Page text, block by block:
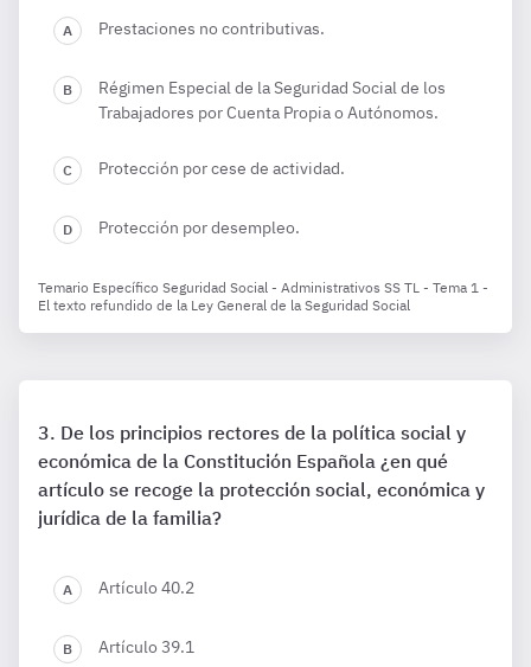
Prestaciones no contributivas.
Régimen Especial de la Seguridad Social de los
Trabajadores por Cuenta Propia o Autónomos.
Protección por cese de actividad.
Protección por desempleo.
Temario Específico Seguridad Social - Administrativos SS TL - Tema 1 -
El texto refundido de la Ley General de la Seguridad Social
De los principios rectores de la política social y
económica de la Constitución Española ¿en qué
artículo se recoge la protección social, económica y
jurídica de la familia?
Artículo 40.2
Artículo 39.1